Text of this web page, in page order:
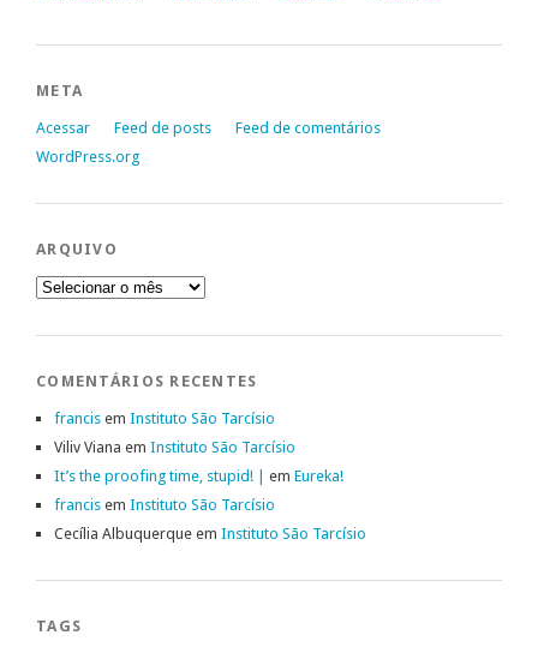
META
Acessar Feed de posts
Feed de comentários
WordPress.org
ARQUIVO
Arquivo
COMENTÁRIOS RECENTES
francis em Instituto São Tarcísio
Viliv Viana em Instituto São Tarcísio
It’s the proofing time, stupid! | em Eureka!
francis em Instituto São Tarcísio
Cecília Albuquerque em Instituto São Tarcísio
TAGS